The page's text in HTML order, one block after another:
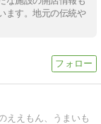
ます。地元の伝統や
ええもん、うまいも